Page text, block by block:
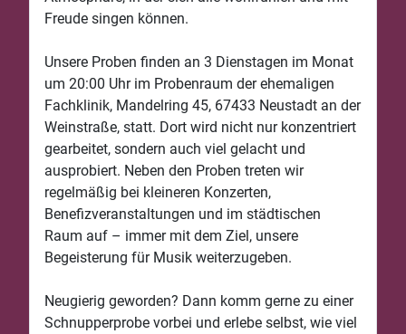
Freude singen können.
Unsere Proben finden an 3 Dienstagen im Monat
um 20:00 Uhr im Probenraum der ehemaligen
Fachklinik, Mandelring 45, 67433 Neustadt an der
Weinstraße, statt. Dort wird nicht nur konzentriert
gearbeitet, sondern auch viel gelacht und
ausprobiert. Neben den Proben treten wir
regelmäßig bei kleineren Konzerten,
Benefizveranstaltungen und im städtischen
Raum auf – immer mit dem Ziel, unsere
Begeisterung für Musik weiterzugeben.
Neugierig geworden? Dann komm gerne zu einer
Schnupperprobe vorbei und erlebe selbst, wie viel